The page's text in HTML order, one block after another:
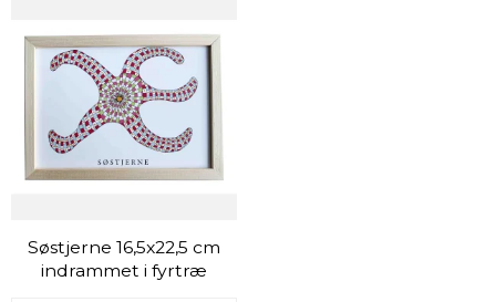
Søstjerne 16,5x22,5 cm
indrammet i fyrtræ